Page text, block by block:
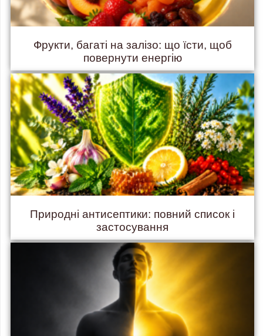
Фрукти, багаті на залізо: що їсти, щоб
повернути енергію
Природні антисептики: повний список і
застосування